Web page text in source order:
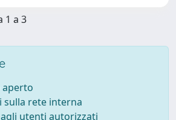
1 a 3
aperto
sulla rete interna
utenti autorizzati